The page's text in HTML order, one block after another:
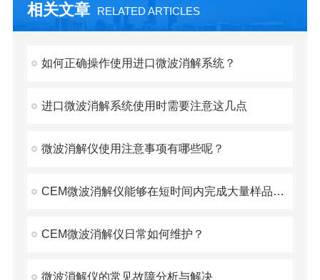
相关文章 RELATED ARTICLES
如何正确操作使用进口微波消解系统？
进口微波消解系统使用时需要注意这几点
微波消解仪使用注意事项有哪些呢？
CEM微波消解仪能够在短时间内完成大量样品的消解
CEM微波消解仪日常如何维护？
微波消解仪的常见故障分析与解决